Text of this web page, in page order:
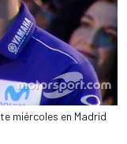
miércoles en Madrid